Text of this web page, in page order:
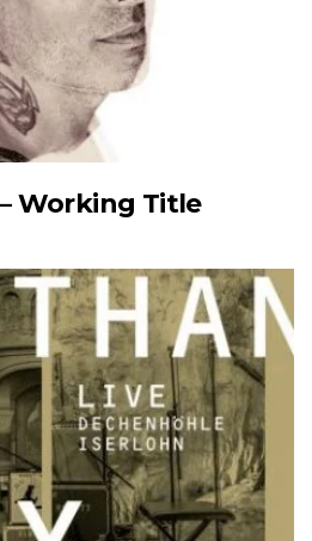
– Working Title